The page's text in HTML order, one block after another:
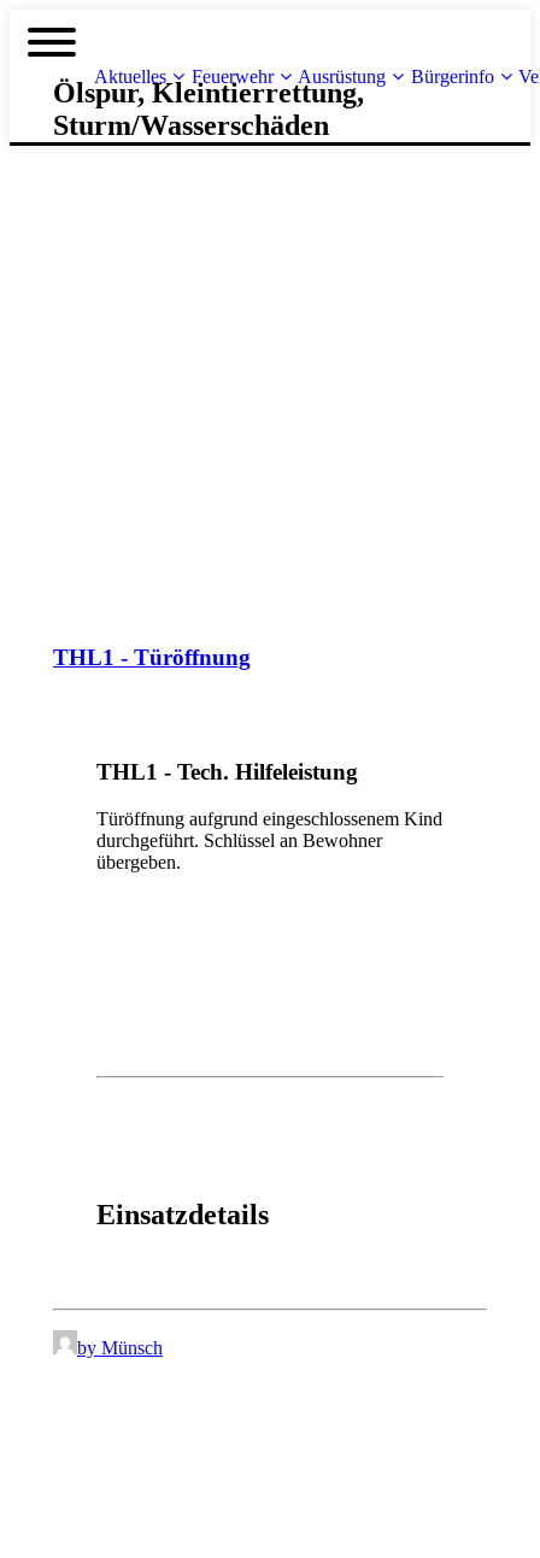
Aktuelles Feuerwehr Ausrüstung Bürgerinfo
Ölspur, Kleintierrettung,
Sturm/Wasserschäden
THL1 - Türöffnung
THL1 - Tech. Hilfeleistung
Türöffnung aufgrund eingeschlossenem Kind
durchgeführt. Schlüssel an Bewohner
übergeben.
Einsatzdetails
by Münsch